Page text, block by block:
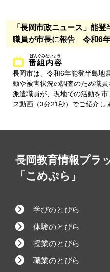
「長岡市政ニュース」能
職員が市長に報告 令和6年
番組内容
長岡市は、令和6年能登半島地
動や被害状況の調査のため職員
派遣職員が、現地での活動を
ス動画（3分21秒）でご紹介し
長岡教育情報プラ
「こめぷら」
学びのとびら
体験のとびら
授業のとびら
職業のとびら